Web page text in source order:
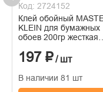
Код: 2724152
Клей обойный
KLEIN для бумажных
обоев 200гр жесткая
197 ₽/ шт
В наличии 81 шт